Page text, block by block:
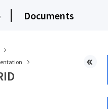
Documents